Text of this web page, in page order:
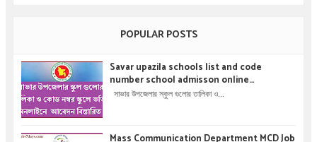
POPULAR POSTS
Savar upazila schools list and code
number school admisson online
application details !! সাভার উপজেলার স্কুল গুলোর
সাভার উপজেলার স্কুল গুলোর তালিকা ও...